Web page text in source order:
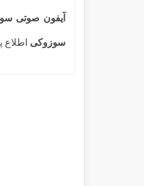
آیفون صوتی
سوزوکی اطلاع